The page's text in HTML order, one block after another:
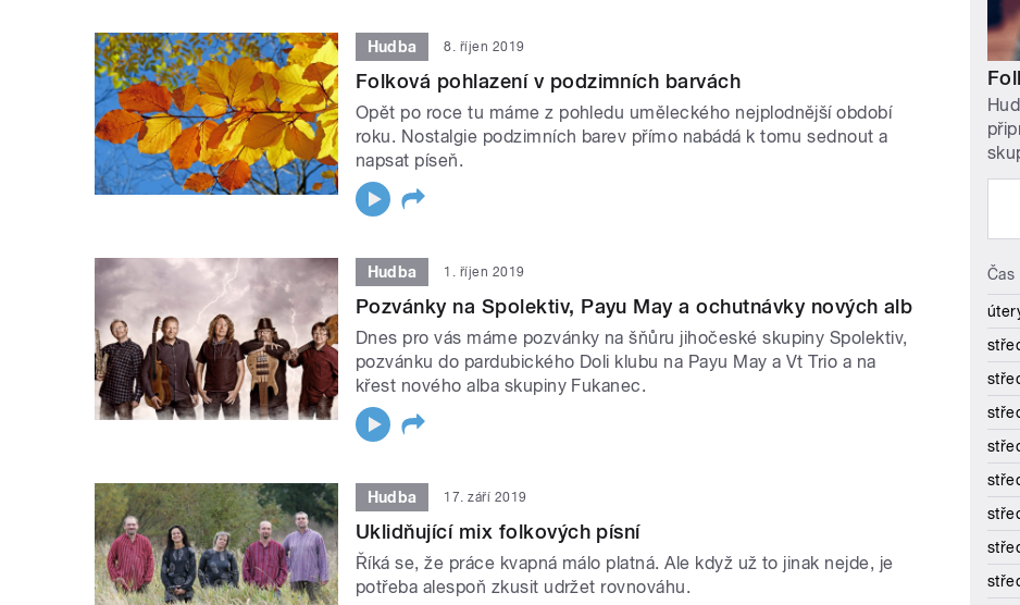
Hudba 8. říjen 2019
Folková pohlazení v podzimních barvách
Opět po roce tu máme z pohledu uměleckého nejplodnější období
roku. Nostalgie podzimních barev přímo nabádá k tomu sednout a
napsat píseň.
Hudba 1. říjen 2019
Pozvánky na Spolektiv, Payu May a ochutnávky nových alb
Dnes pro vás máme pozvánky na šňůru jihočeské skupiny Spolektiv,
pozvánku do pardubického Doli klubu na Payu May a Vt Trio a na
křest nového alba skupiny Fukanec.
Hudba 17. září 2019
Uklidňující mix folkových písní
Říká se, že práce kvapná málo platná. Ale když už to jinak nejde, je
potřeba alespoň zkusit udržet rovnováhu.
Čas